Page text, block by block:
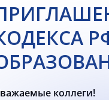
коллеги!